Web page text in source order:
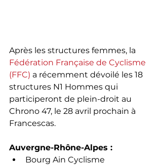
Après les structures femmes, la
Fédération Française de Cyclisme
(FFC) a récemment dévoilé les 18
structures N1 Hommes qui
participeront de plein-droit au
Chrono 47, le 28 avril prochain à
Francescas.
Auvergne-Rhône-Alpes :
Bourg Ain Cyclisme